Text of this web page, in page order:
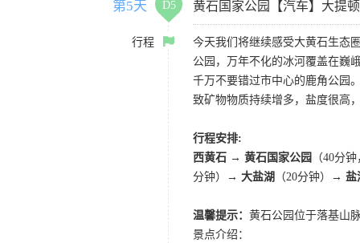
第5天 D5 黄石国家公园【汽车】大提
行程
今天我们将继续感受大黄石生态
公园，万年不化的冰河覆盖在巍
千万不要错过市中心的鹿角公园
致矿物物质持续增多，盐度很高
行程安排:
西黄石 → 黄石国家公园
（40分
分钟）→ 大盐湖 （20分钟）→ 盐
温馨提示： 黄石公园位于落基山
景点介绍：